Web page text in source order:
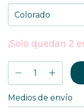
¡Solo quedan 2
Entregas para el CP:
Medios de envío